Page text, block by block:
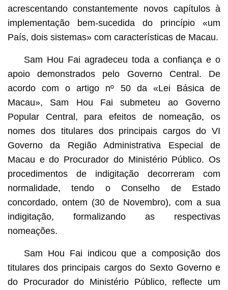
acrescentando constantemente novos capítulos à
implementação bem-sucedida do princípio «um
País, dois sistemas» com características de Macau.
Sam Hou Fai agradeceu toda a confiança e o
apoio demonstrados pelo Governo Central. De
acordo com o artigo nº 50 da «Lei Básica de
Macau», Sam Hou Fai submeteu ao Governo
Popular Central, para efeitos de nomeação, os
nomes dos titulares dos principais cargos do VI
Governo da Região Administrativa Especial de
Macau e do Procurador do Ministério Público. Os
procedimentos de indigitação decorreram com
normalidade, tendo o Conselho de Estado
concordado, ontem (30 de Novembro), com a sua
indigitação, formalizando as respectivas
nomeações.
Sam Hou Fai indicou que a composição dos
titulares dos principais cargos do Sexto Governo e
do Procurador do Ministério Público, reflecte um